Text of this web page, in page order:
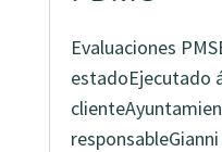
Evaluaciones
estadoEjecutado